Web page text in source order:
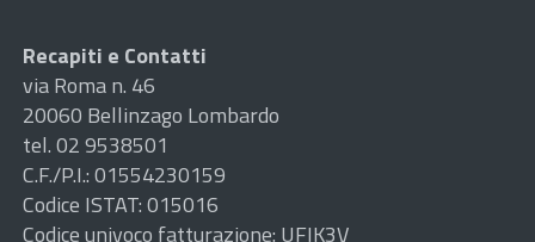
Recapiti e Contatti
via Roma n. 46
20060 Bellinzago Lombardo
tel. 02 9538501
C.F./P.I.: 01554230159
Codice ISTAT: 015016
Codice univoco fatturazione: UFIK3V